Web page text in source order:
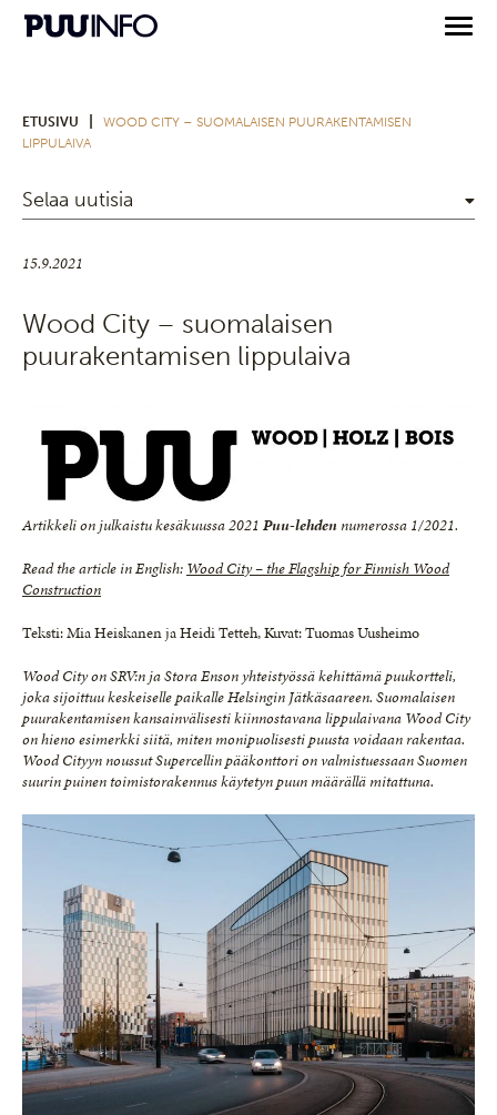
ETUSIVU
WOOD CITY – SUOMALAISEN PUURAKENTAMISEN
LIPPULAIVA
Selaa uutisia
15.9.2021
Wood City – suomalaisen
puurakentamisen lippulaiva
Artikkeli on julkaistu kesäkuussa 2021 Puu-lehden numerossa 1/2021.
Read the article in English: Wood City – the Flagship for Finnish Wood
Construction
Teksti: Mia Heiskanen ja Heidi Tetteh, Kuvat: Tuomas Uusheimo
Wood City on SRV:n ja Stora Enson yhteistyössä kehittämä puukortteli,
joka sijoittuu keskeiselle paikalle Helsingin Jätkäsaareen. Suomalaisen
puurakentamisen kansainvälisesti kiinnostavana lippulaivana Wood City
on hieno esimerkki siitä, miten monipuolisesti puusta voidaan rakentaa.
Wood Cityyn noussut Supercellin pääkonttori on valmistuessaan Suomen
suurin puinen toimistorakennus käytetyn puun määrällä mitattuna.